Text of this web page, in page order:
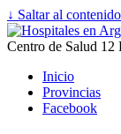
↓ Saltar al
Centro de Salud 12
Inicio
Provincias
Facebook